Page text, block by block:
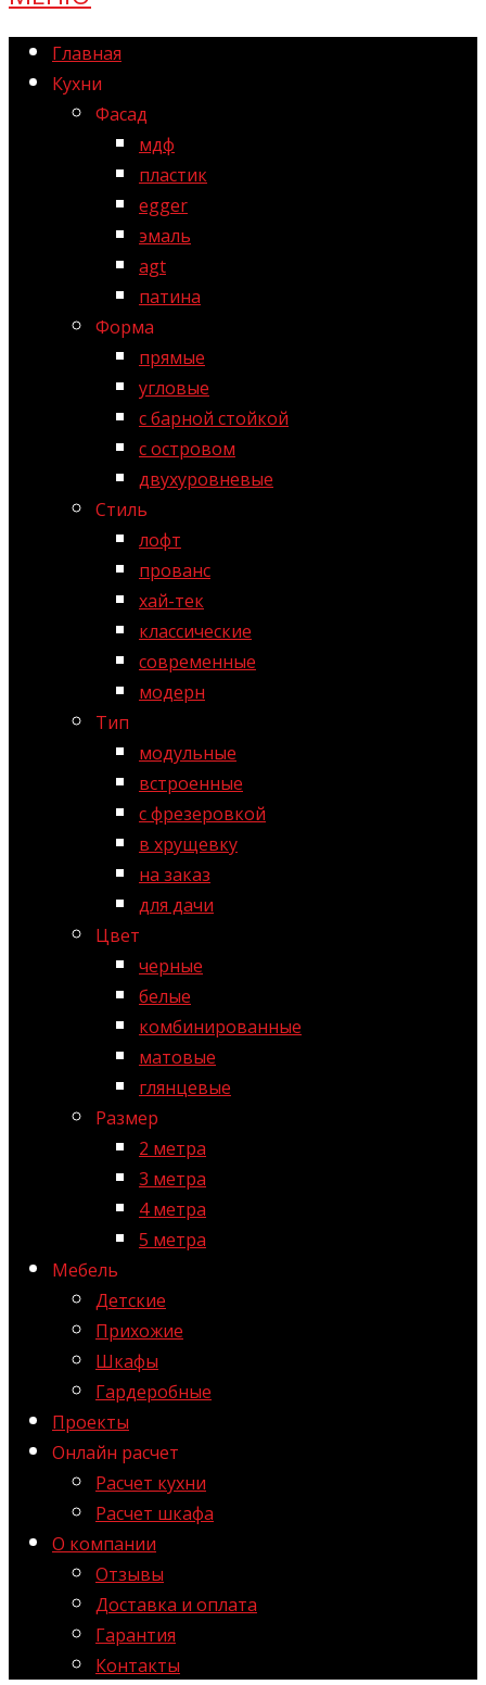
Главная
Кухни
Фасад
мдф
пластик
egger
эмаль
agt
патина
Форма
прямые
угловые
с барной стойкой
с островом
двухуровневые
Стиль
лофт
прованс
хай-тек
классические
современные
модерн
Тип
модульные
встроенные
с фрезеровкой
в хрущевку
на заказ
для дачи
Цвет
черные
белые
комбинированные
матовые
глянцевые
Размер
2 метра
3 метра
4 метра
5 метра
Мебель
Детские
Прихожие
Шкафы
Гардеробные
Проекты
Онлайн расчет
Расчет кухни
Расчет шкафа
О компании
Отзывы
Доставка и оплата
Гарантия
Контакты